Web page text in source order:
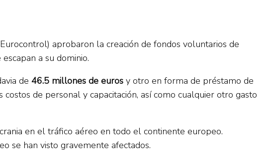
aprobaron la creación de fondos voluntarios de
a su dominio.
de 46.5 millones de euros y otro en forma de préstamo de
de personal y capacitación, así como cualquier otro gasto
en el tráfico aéreo en todo el continente europeo.
se han visto gravemente afectados.